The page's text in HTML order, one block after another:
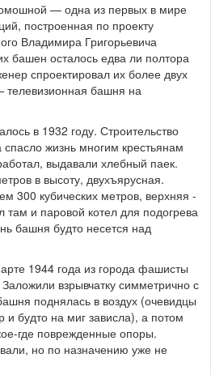
— одна из первых в мире
построенная по проекту
Владимира Григорьевича
башен осталось едва ли полтора
спроектировал их более двух
телевизионная башня на
в 1932 году. Строительство
жизнь многим крестьянам
выдавали хлебный паек.
в высоту, двухъярусная.
300 кубических метров, верхняя -
там и паровой котел для подогрева
башня будто несется над
1944 года из города фашисты
взрывчатку симметрично с
поднялась в воздух (очевидцы
и будто на миг зависла), а потом
где поврежденные опоры.
но по назначению уже не